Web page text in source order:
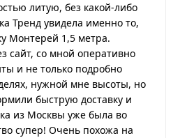
литую, без какой-либо
Тренд увидела именно то,
Монтерей 1,5 метра.
сайт, со мной оперативно
и не только подробно
нужной мне высоты, но
быструю доставку и
из Москвы уже была во
супер! Очень похожа на